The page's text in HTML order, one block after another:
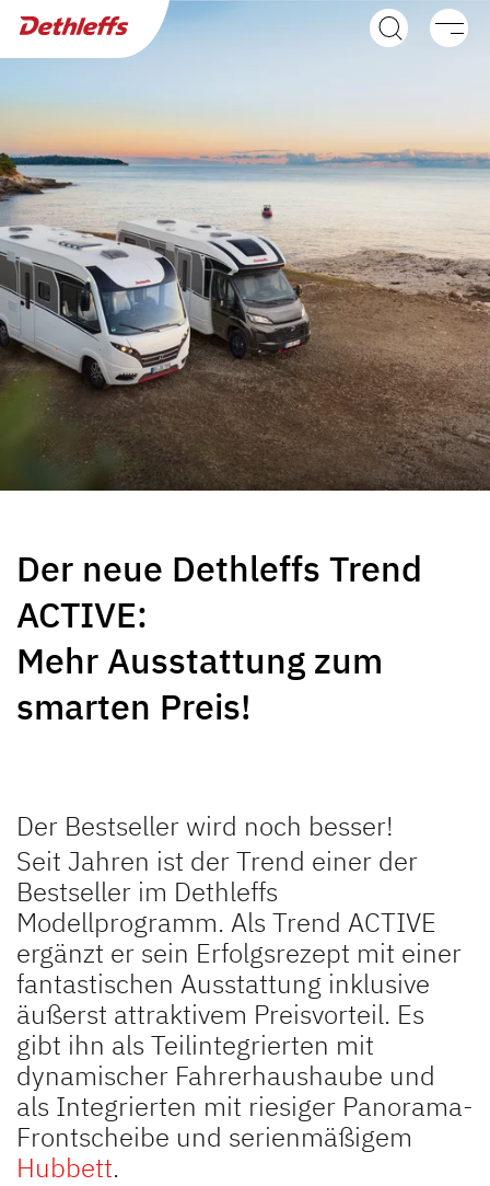
Wohnmobile
GLOBEBUS ACTIVE
Integriert
GLOBEBUS GO
ACTIVE
Teilintegriert
GLOBEBUS
PERFORMANCE 4X4
Teilintegriert
JUST CAMP ACTIVE
Teilintegriert
JUST GO ACTIVE
Teilintegriert
JUST VAN
Teilintegriert
TREND ACTIVE
Teilintegriert & Integriert
Der neue Dethleffs Trend
ACTIVE:
Mehr Ausstattung zum
smarten Preis!
Der Bestseller wird noch besser!
Seit Jahren ist der Trend einer der
Bestseller im Dethleffs
Modellprogramm. Als Trend ACTIVE
ergänzt er sein Erfolgsrezept mit einer
fantastischen Ausstattung inklusive
äußerst attraktivem Preisvorteil. Es
gibt ihn als Teilintegrierten mit
dynamischer Fahrerhaushaube und
als Integrierten mit riesiger Panorama-
Frontscheibe und serienmäßigem
Hubbett.
Händlersuche